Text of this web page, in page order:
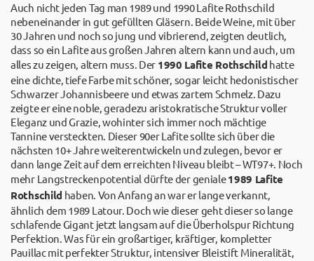
Auch nicht jeden Tag man 1989 und 1990 Lafite Rothschild
nebeneinander in gut gefüllten Gläsern. Beide Weine, mit über
30 Jahren und noch so jung und vibrierend, zeigten deutlich,
dass so ein Lafite aus großen Jahren altern kann und auch, um
alles zu zeigen, altern muss. Der 1990 Lafite Rothschild hatte
eine dichte, tiefe Farbe mit schöner, sogar leicht hedonistischer
Schwarzer Johannisbeere und etwas zartem Schmelz. Dazu
zeigte er eine noble, geradezu aristokratische Struktur voller
Eleganz und Grazie, wohinter sich immer noch mächtige
Tannine versteckten. Dieser 90er Lafite sollte sich über die
nächsten 10+ Jahre weiterentwickeln und zulegen, bevor er
dann lange Zeit auf dem erreichten Niveau bleibt – WT97+. Noch
mehr Langstreckenpotential dürfte der geniale1989 Lafite
Rothschild haben. Von Anfang an war er lange verkannt,
ähnlich dem 1989 Latour. Doch wie dieser geht dieser so lange
schlafende Gigant jetzt langsam auf die Überholspur Richtung
Perfektion. Was für ein großartiger, kräftiger, kompletter
Pauillac mit perfekter Struktur, intensiver Bleistift Mineralität,